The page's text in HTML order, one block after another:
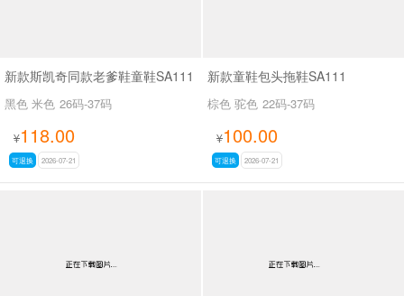
新款斯凯奇同款老爹鞋童鞋SA111
黑色 米色 26码-37码
¥118.00
可退换 2026-07-21
新款童鞋包头拖鞋SA111
棕色 驼色 22码-37码
¥100.00
可退换 2026-07-21